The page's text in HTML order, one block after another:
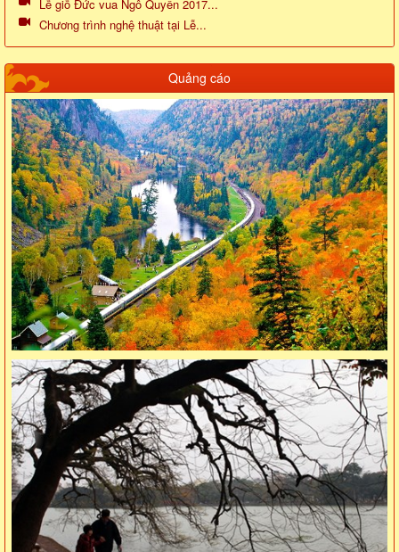
Lễ giỗ Đức vua Ngô Quyền 2017...
Chương trình nghệ thuật tại Lễ...
Quảng cáo